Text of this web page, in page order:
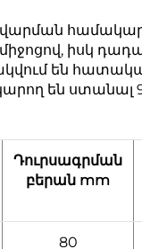
իսկ
են
են ստանալ
Դուրսագրման
բերան mm
80